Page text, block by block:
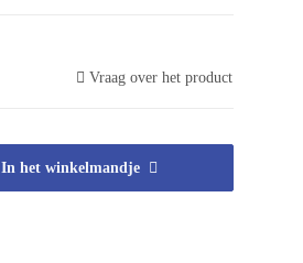
Vraag over het product
In het winkelmandje